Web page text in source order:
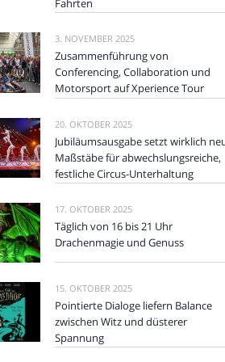
Fahrten
3. NOVEMBER 2025
Zusammenführung von
Conferencing, Collaboration und
Motorsport auf Xperience Tour
20. OKTOBER 2025
Jubiläumsausgabe setzt wirklich
Maßstäbe für abwechslungsreiche,
festliche Circus-Unterhaltung
17. OKTOBER 2025
Täglich von 16 bis 21 Uhr
Drachenmagie und Genuss
15. OKTOBER 2025
Pointierte Dialoge liefern Balance
zwischen Witz und düsterer
Spannung